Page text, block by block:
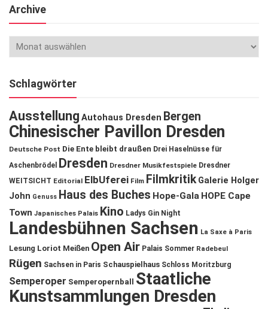
Archive
Schlagwörter
Ausstellung Autohaus Dresden Bergen
Chinesischer Pavillon Dresden
Deutsche Post Die Ente bleibt draußen Drei Haselnüsse für
Aschenbrödel
Dresden Dresdner Musikfestspiele Dresdner
WEITSICHT Editorial ElbUferei Film Filmkritik Galerie Holger
John Genuss Haus des Buches Hope-Gala HOPE Cape
Town Japanisches Palais Kino Ladys Gin Night
Landesbühnen Sachsen La Saxe à Paris
Lesung Loriot Meißen Open Air Palais Sommer Radebeul
Rügen Sachsen in Paris Schauspielhaus Schloss Moritzburg
Semperoper Semperopernball
Staatliche
Kunstsammlungen Dresden